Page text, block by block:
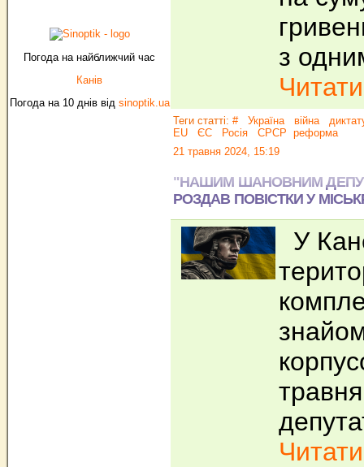
Погода на найближчий час
Канів
Погода на 10 днів від sinoptik.ua
з
Теги статті: # Україна війна
EU
ЄС Росія СРСР реформа
21 травня 2024, 15:19
"НАШИМ ШАНОВНИМ
РОЗДАВ ПОВІСТКИ У
У